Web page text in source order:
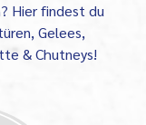
Hier findest du
Gelees,
& Chutneys!